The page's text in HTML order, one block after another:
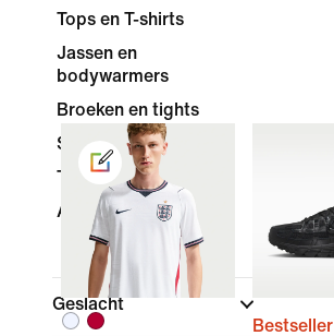
Tops en T-shirts
Jassen en
bodywarmers
Broeken en tights
Shorts
Trainingspakken
Accessoires en gear
Geslacht
Bestseller